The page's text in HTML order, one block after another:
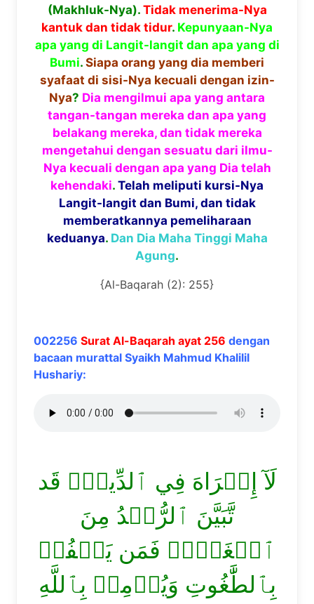
(Makhluk-Nya). Tidak menerima-Nya
kantuk dan tidak tidur. Kepunyaan-Nya
apa yang di Langit-langit dan apa yang di
Bumi. Siapa orang yang dia memberi
syafaat di sisi-Nya kecuali dengan izin-
Nya? Dia mengilmui apa yang antara
tangan-tangan mereka dan apa yang
belakang mereka, dan tidak mereka
mengetahui dengan sesuatu dari ilmu-
Nya kecuali dengan apa yang Dia telah
kehendaki. Telah meliputi kursi-Nya
Langit-langit dan Bumi, dan tidak
memberatkannya pemeliharaan
keduanya. Dan Dia Maha Tinggi Maha
Agung.
{Al-Baqarah (2): 255}
002256 Surat Al-Baqarah ayat 256 dengan
bacaan murattal Syaikh Mahmud Khalilil
Hushariy:
لَآ إِكۡرَاهَ فِي ٱلدِّينِۖ قَد
تَّبَيَّنَ ٱلرُّشۡدُ مِنَ
ٱلۡغَيِّۚ فَمَن يَكۡفُرۡ
بِٱلطَّٰغُوتِ وَيُؤۡمِنۢ بِٱللَّهِ